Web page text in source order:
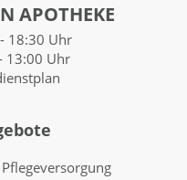
APOTHEKE
18:30 Uhr
Uhr